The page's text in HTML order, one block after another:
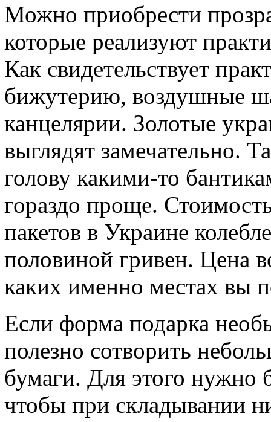
Можно приобрести
которые реализуют
Как свидетельствует
бижутерию, воздушные
канцелярии. Золотые
выглядят замечательно.
голову какими-то
гораздо проще.
пакетов в Украине
половиной гривен. Цена
каких именно местах вы
Если форма подарка
полезно сотворить
бумаги. Для этого нужно
чтобы при складывании